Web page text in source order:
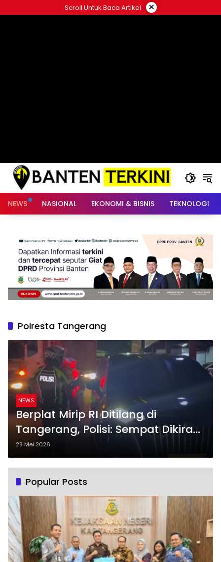
ke
Scroll Untuk Baca Artikel ×
NEWS NASIONAL EKONOMI & BISNIS TEKNOLOGI
Polresta Tangerang
NEWS
Berplat Mirip RI Ditilang di
Tangerang, Polisi: Sempat Dikira
Menteri
28 Mei 2026
Popular Posts